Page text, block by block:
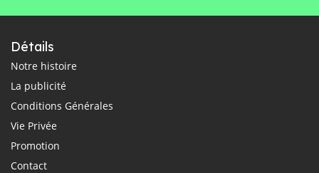
Détails
Notre histoire
La publicité
Conditions Générales
Vie Privée
Promotion
Contact